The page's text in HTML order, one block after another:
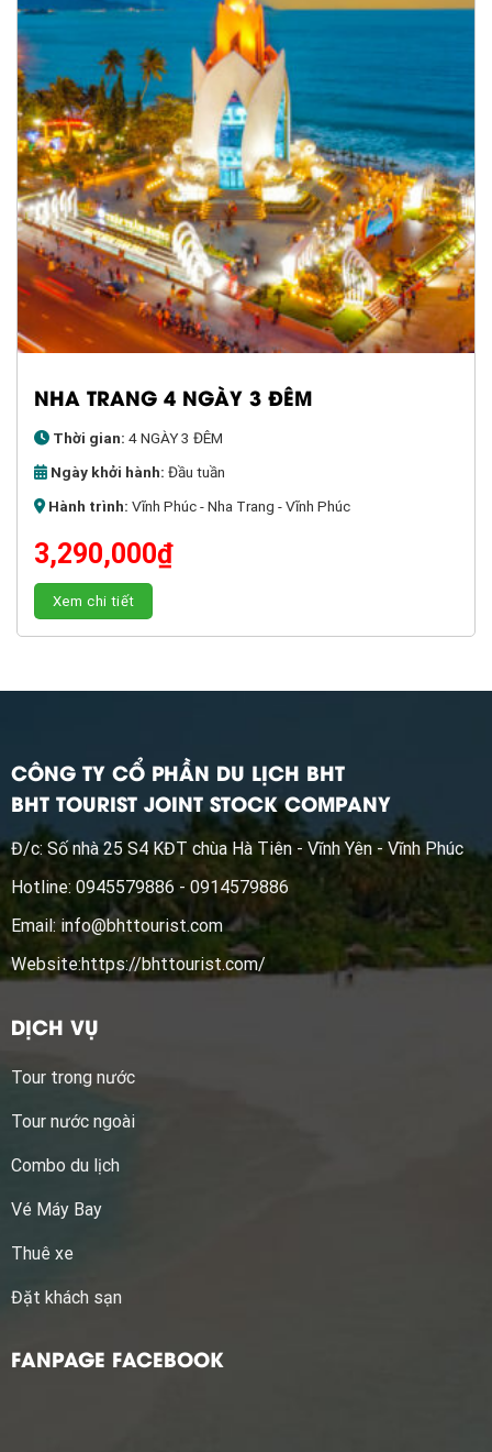
NHA TRANG 4 NGÀY 3 ĐÊM
Thời gian: 4 NGÀY 3 ĐÊM
Ngày khởi hành: Đầu tuần
Hành trình: Vĩnh Phúc - Nha Trang - Vĩnh Phúc
3,290,000₫
Xem chi tiết
CÔNG TY CỔ PHẦN DU LỊCH BHT
BHT TOURIST JOINT STOCK COMPANY
Đ/c: Số nhà 25 S4 KĐT chùa Hà Tiên - Vĩnh Yên - Vĩnh Phúc
Hotline: 0945579886 - 0914579886
Email: info@bhttourist.com
Website:https://bhttourist.com/
DỊCH VỤ
Tour trong nước
Tour nước ngoài
Combo du lịch
Vé Máy Bay
Thuê xe
Đặt khách sạn
FANPAGE FACEBOOK